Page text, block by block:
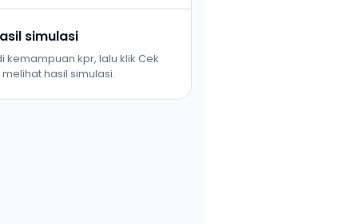
simulasi
kemampuan kpr, lalu klik Cek
hasil simulasi.